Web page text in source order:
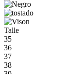
Talle
35
36
37
38